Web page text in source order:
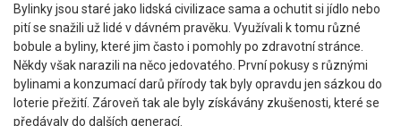
Bylinky jsou staré jako lidská civilizace sama a ochutit si jídlo nebo
pití se snažili už lidé v dávném pravěku. Využívali k tomu různé
bobule a byliny, které jim často i pomohly po zdravotní stránce.
Někdy však narazili na něco jedovatého. První pokusy s různými
bylinami a konzumací darů přírody tak byly opravdu jen sázkou do
loterie přežití. Zároveň tak ale byly získávány zkušenosti, které se
předávaly do dalších generací.